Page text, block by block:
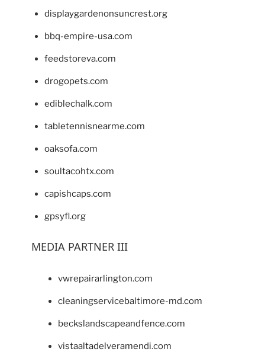
displaygardenonsuncrest.org
bbq-empire-usa.com
feedstoreva.com
drogopets.com
ediblechalk.com
tabletennisnearme.com
oaksofa.com
soultacohtx.com
capishcaps.com
gpsyfl.org
MEDIA PARTNER III
vwrepairarlington.com
cleaningservicebaltimore-md.com
beckslandscapeandfence.com
vistaaltadelveramendi.com